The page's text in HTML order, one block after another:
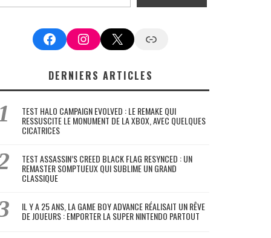
FacebookInstagram
X Google News
DERNIERS ARTICLES
TEST HALO CAMPAIGN EVOLVED : LE REMAKE QUI
RESSUSCITE LE MONUMENT DE LA XBOX, AVEC QUELQUES
CICATRICES
TEST ASSASSIN’S CREED BLACK FLAG RESYNCED : UN
REMASTER SOMPTUEUX QUI SUBLIME UN GRAND
CLASSIQUE
IL Y A 25 ANS, LA GAME BOY ADVANCE RÉALISAIT UN RÊVE
DE JOUEURS : EMPORTER LA SUPER NINTENDO PARTOUT